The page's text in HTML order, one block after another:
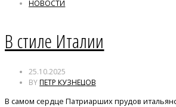
НОВОСТИ
В стиле Италии
25.10.2025
BYПЕТР КУЗНЕЦОВ
В самом сердце Патриарших прудов